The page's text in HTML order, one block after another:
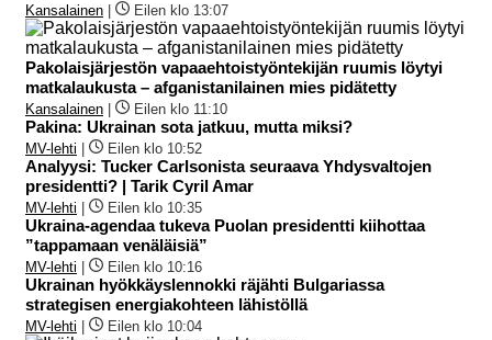
Kansalainen | Eilen klo 13:07
Pakolaisjärjestön vapaaehtoistyöntekijän ruumis löytyi
matkalaukusta – afganistanilainen mies pidätetty
Kansalainen | Eilen klo 11:10
Pakina: Ukrainan sota jatkuu, mutta miksi?
MV-lehti | Eilen klo 10:52
Analyysi: Tucker Carlsonista seuraava Yhdysvaltojen
presidentti? | Tarik Cyril Amar
MV-lehti | Eilen klo 10:35
Ukraina-agendaa tukeva Puolan presidentti kiihottaa
”tappamaan venäläisiä”
MV-lehti | Eilen klo 10:16
Ukrainan hyökkäyslennokki räjähti Bulgariassa
strategisen energiakohteen lähistöllä
MV-lehti | Eilen klo 10:04